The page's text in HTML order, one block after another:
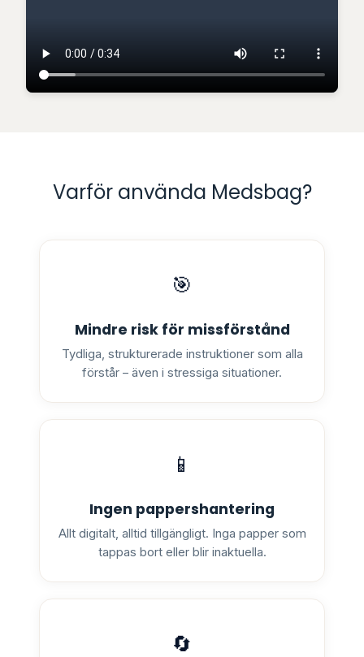
Varför använda Medsbag?
🎯
Mindre risk för missförstånd
Tydliga, strukturerade instruktioner som alla
förstår – även i stressiga situationer.
📱
Ingen pappershantering
Allt digitalt, alltid tillgängligt. Inga papper som
tappas bort eller blir inaktuella.
🔄